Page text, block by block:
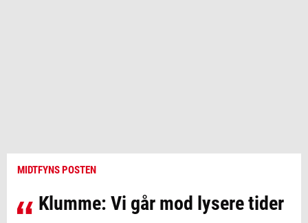
MIDTFYNS POSTEN
Klumme: Vi går mod lysere tider